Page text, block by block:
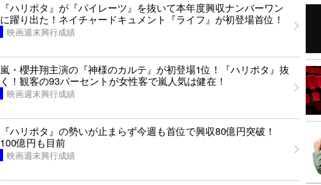
『ハリポタ』が『パイレーツ』を抜いて本年度興収ナンバーワン
に躍り出た！ネイチャードキュメント『ライフ』が初登場首位！
映画週末興行成績
嵐・櫻井翔主演の『神様のカルテ』が初登場1位！『ハリポタ』抜
く！観客の93パーセントが女性客で嵐人気は健在！
映画週末興行成績
『ハリポタ』の勢いが止まらず今週も首位で興収80億円突破！
100億円も目前
映画週末興行成績